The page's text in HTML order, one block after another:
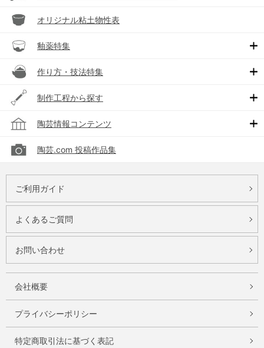
オリジナル粘土物性表
釉薬特集
作り方・技法特集
制作工程から探す
陶芸情報コンテンツ
陶芸.com 投稿作品集
ご利用ガイド
よくあるご質問
お問い合わせ
会社概要
プライバシーポリシー
特定商取引法に基づく表記